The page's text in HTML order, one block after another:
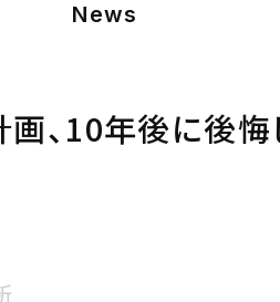
News
、10年後に後悔